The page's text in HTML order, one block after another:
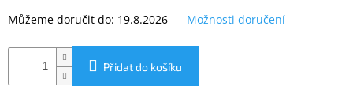
www.inpraise.cz
Můžeme doručit do: 19.8.2026 Možnosti doručení
Přidat do košíku